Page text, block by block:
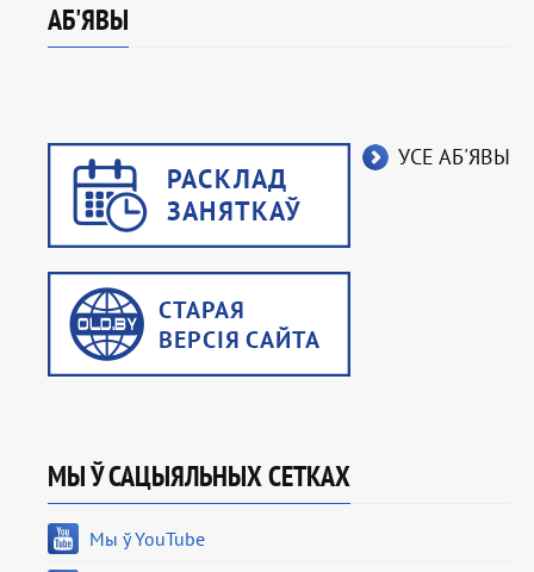
АБ'ЯВЫ
УСЕ АБ'ЯВЫ
МЫ Ў САЦЫЯЛЬНЫХ СЕТКАХ
Мы ў YouTube